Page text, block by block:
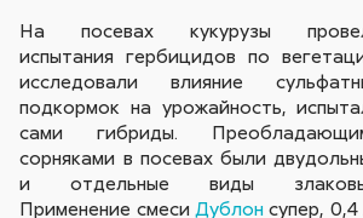
На посевах кукурузы
испытания гербицидов по
исследовали влияние
подкормок на урожайность,
сами гибриды.
сорняками в посевах были
и отдельные виды
Применение смеси Дублон супер,